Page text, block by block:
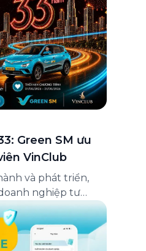
Green SM ưu
VinClub
và phát triển,
nghiệp tư
Việt Nam, lọt Top 30
Nam Á theo
chí Fortune (Mỹ).